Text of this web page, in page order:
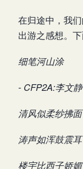
在归途中，我
出游之感想。
细笔河山涂
- CFP2A:李文静
清风似柔纱拂面
涛声如浑鼓震耳
楼宇比西子娇媚